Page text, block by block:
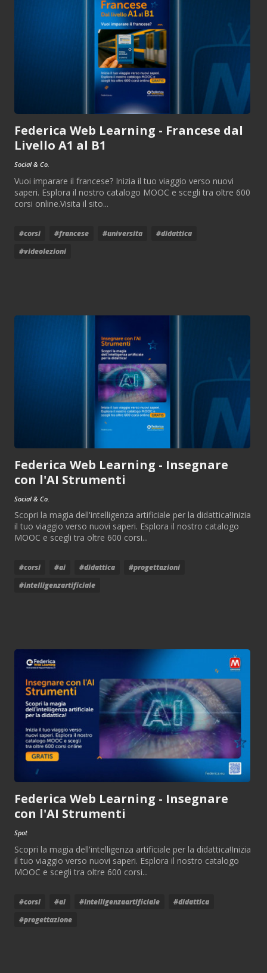
Federica Web Learning - Francese dal
Livello A1 al B1
Social & Co.
Vuoi imparare il francese? Inizia il tuo viaggio verso nuovi
saperi. Esplora il nostro catalogo MOOC e scegli tra oltre 600
corsi online.Visita il sito...
#corsi #francese #universita
#didattica
#videolezioni
Federica Web Learning - Insegnare
con l'AI Strumenti
Social & Co.
Scopri la magia dell'intelligenza artificiale per la didattica!Inizia
il tuo viaggio verso nuovi saperi. Esplora il nostro catalogo
MOOC e scegli tra oltre 600 corsi...
#corsi #ai #didattica
#progettazioni
#intelligenzartificiale
Federica Web Learning - Insegnare
con l'AI Strumenti
Spot
Scopri la magia dell'intelligenza artificiale per la didattica!Inizia
il tuo viaggio verso nuovi saperi. Esplora il nostro catalogo
MOOC e scegli tra oltre 600 corsi...
#corsi #ai #intelligenzaartificiale
#didattica
#progettazione